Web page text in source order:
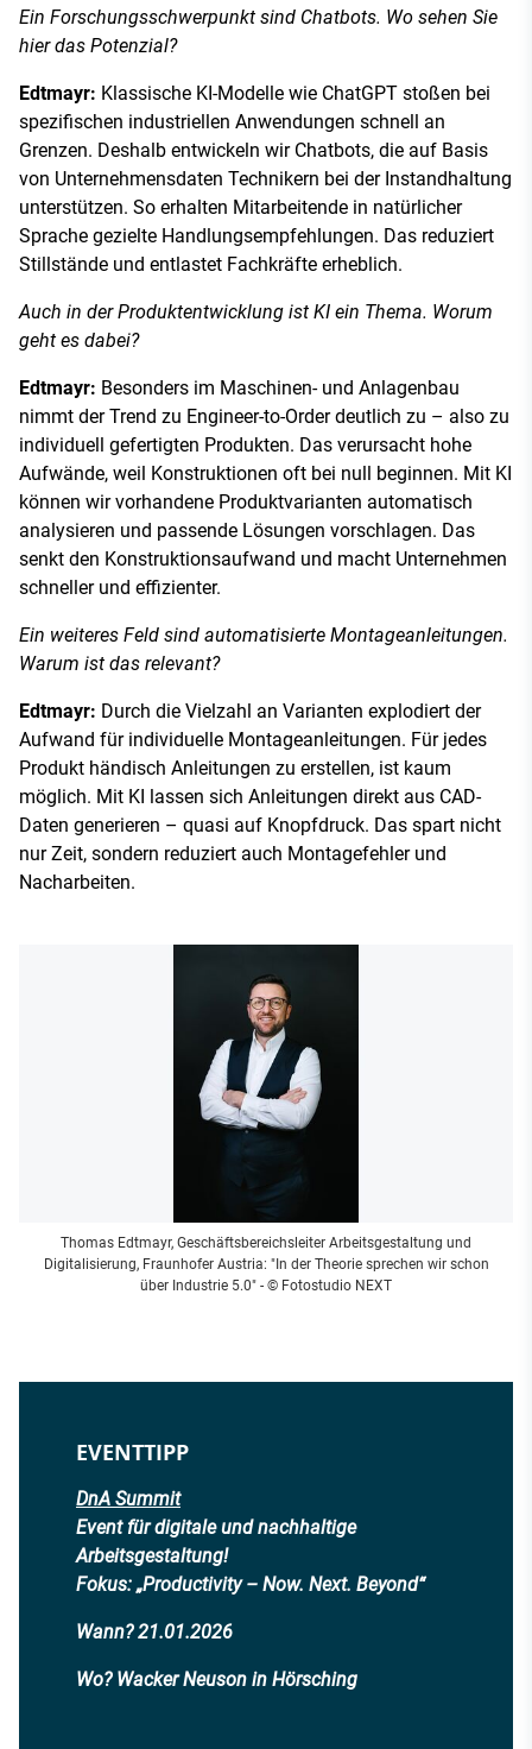
Ein Forschungsschwerpunkt sind Chatbots. Wo sehen Sie
hier das Potenzial?
Edtmayr: Klassische KI-Modelle wie ChatGPT stoßen bei
spezifischen industriellen Anwendungen schnell an
Grenzen. Deshalb entwickeln wir Chatbots, die auf Basis
von Unternehmensdaten Technikern bei der Instandhaltung
unterstützen. So erhalten Mitarbeitende in natürlicher
Sprache gezielte Handlungsempfehlungen. Das reduziert
Stillstände und entlastet Fachkräfte erheblich.
Auch in der Produktentwicklung ist KI ein Thema. Worum
geht es dabei?
Edtmayr: Besonders im Maschinen- und Anlagenbau
nimmt der Trend zu Engineer-to-Order deutlich zu – also zu
individuell gefertigten Produkten. Das verursacht hohe
Aufwände, weil Konstruktionen oft bei null beginnen. Mit KI
können wir vorhandene Produktvarianten automatisch
analysieren und passende Lösungen vorschlagen. Das
senkt den Konstruktionsaufwand und macht Unternehmen
schneller und effizienter.
Ein weiteres Feld sind automatisierte Montageanleitungen.
Warum ist das relevant?
Edtmayr: Durch die Vielzahl an Varianten explodiert der
Aufwand für individuelle Montageanleitungen. Für jedes
Produkt händisch Anleitungen zu erstellen, ist kaum
möglich. Mit KI lassen sich Anleitungen direkt aus CAD-
Daten generieren – quasi auf Knopfdruck. Das spart nicht
nur Zeit, sondern reduziert auch Montagefehler und
Nacharbeiten.
Thomas Edtmayr, Geschäftsbereichsleiter Arbeitsgestaltung und
Digitalisierung, Fraunhofer Austria: "In der Theorie sprechen wir schon
über Industrie 5.0" - © Fotostudio NEXT
EVENTTIPP
DnA Summit
Event für digitale und nachhaltige
Arbeitsgestaltung!
Fokus: „Productivity – Now. Next. Beyond“
Wann? 21.01.2026
Wo? Wacker Neuson in Hörsching